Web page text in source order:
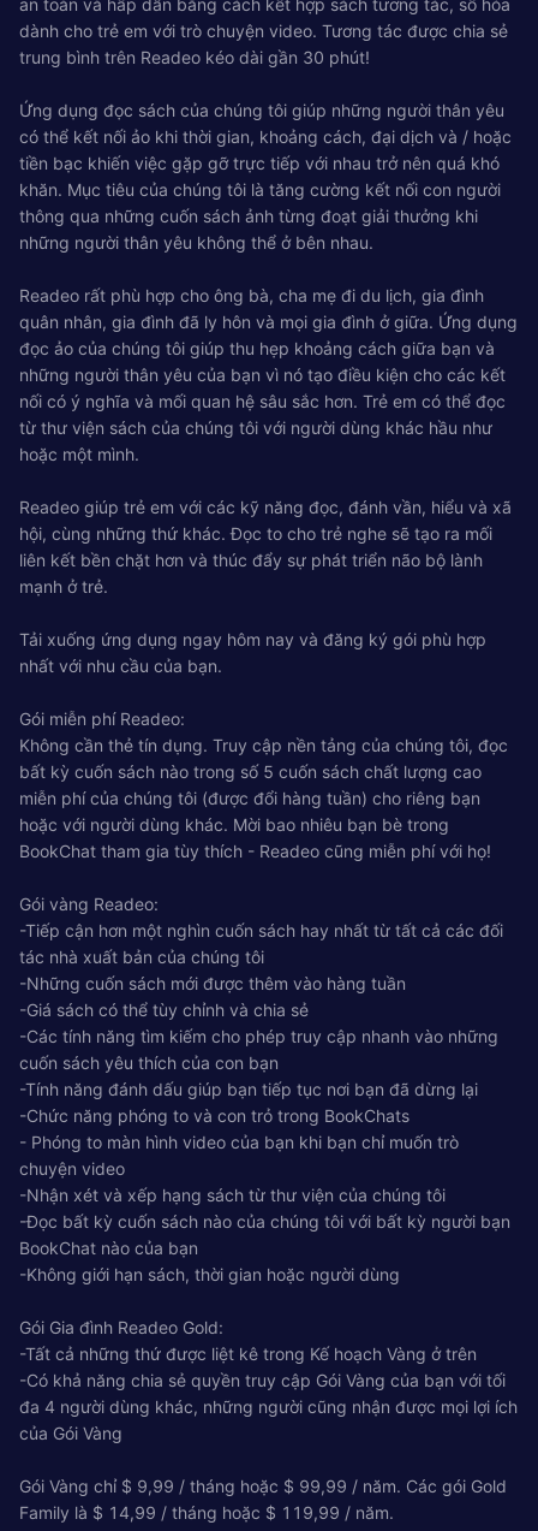
dành cho trẻ em với trò chuyện video. Tương tác được chia sẻ
trung bình trên Readeo kéo dài gần 30 phút!
Ứng dụng đọc sách của chúng tôi giúp những người thân yêu
có thể kết nối ảo khi thời gian, khoảng cách, đại dịch và / hoặc
tiền bạc khiến việc gặp gỡ trực tiếp với nhau trở nên quá khó
khăn. Mục tiêu của chúng tôi là tăng cường kết nối con người
thông qua những cuốn sách ảnh từng đoạt giải thưởng khi
những người thân yêu không thể ở bên nhau.
Readeo rất phù hợp cho ông bà, cha mẹ đi du lịch, gia đình
quân nhân, gia đình đã ly hôn và mọi gia đình ở giữa. Ứng dụng
đọc ảo của chúng tôi giúp thu hẹp khoảng cách giữa bạn và
những người thân yêu của bạn vì nó tạo điều kiện cho các kết
nối có ý nghĩa và mối quan hệ sâu sắc hơn. Trẻ em có thể đọc
từ thư viện sách của chúng tôi với người dùng khác hầu như
hoặc một mình.
Readeo giúp trẻ em với các kỹ năng đọc, đánh vần, hiểu và xã
hội, cùng những thứ khác. Đọc to cho trẻ nghe sẽ tạo ra mối
liên kết bền chặt hơn và thúc đẩy sự phát triển não bộ lành
mạnh ở trẻ.
Tải xuống ứng dụng ngay hôm nay và đăng ký gói phù hợp
nhất với nhu cầu của bạn.
Gói miễn phí Readeo:
Không cần thẻ tín dụng. Truy cập nền tảng của chúng tôi, đọc
bất kỳ cuốn sách nào trong số 5 cuốn sách chất lượng cao
miễn phí của chúng tôi (được đổi hàng tuần) cho riêng bạn
hoặc với người dùng khác. Mời bao nhiêu bạn bè trong
BookChat tham gia tùy thích - Readeo cũng miễn phí với họ!
Gói vàng Readeo:
-Tiếp cận hơn một nghìn cuốn sách hay nhất từ ​​tất cả các đối
tác nhà xuất bản của chúng tôi
-Những cuốn sách mới được thêm vào hàng tuần
-Giá sách có thể tùy chỉnh và chia sẻ
-Các tính năng tìm kiếm cho phép truy cập nhanh vào những
cuốn sách yêu thích của con bạn
-Tính năng đánh dấu giúp bạn tiếp tục nơi bạn đã dừng lại
-Chức năng phóng to và con trỏ trong BookChats
- Phóng to màn hình video của bạn khi bạn chỉ muốn trò
chuyện video
-Nhận xét và xếp hạng sách từ thư viện của chúng tôi
-Đọc bất kỳ cuốn sách nào của chúng tôi với bất kỳ người bạn
BookChat nào của bạn
-Không giới hạn sách, thời gian hoặc người dùng
Gói Gia đình Readeo Gold:
-Tất cả những thứ được liệt kê trong Kế hoạch Vàng ở trên
-Có khả năng chia sẻ quyền truy cập Gói Vàng của bạn với tối
đa 4 người dùng khác, những người cũng nhận được mọi lợi ích
của Gói Vàng
Gói Vàng chỉ $ 9,99 / tháng hoặc $ 99,99 / năm. Các gói Gold
Family là $ 14,99 / tháng hoặc $ 119,99 / năm.